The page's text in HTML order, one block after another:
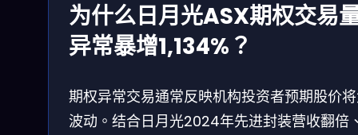
为什么日月光ASX期权交易
异常暴增1,134%？
期权异常交易通常反映机构投资者预期股价
波动。结合日月光2024年先进封装营收翻倍